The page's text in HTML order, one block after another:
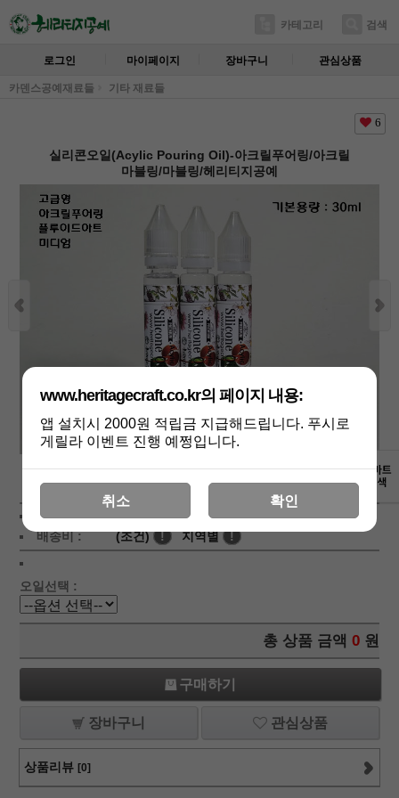
카테고리 검색
로그인 마이페이지 장바구니 관심상품
카덴스공예재료들 기타 재료들
6
실리콘오일(Acylic Pouring Oil)-아크릴푸어링/아크릴
마블링/마블링/헤리티지공예
상품가 : 3,000원
배송비 :
(조건) ! 지역별 !
오일선택 :
총 상품 금액 0 원
구매하기
장바구니 관심상품
상품리뷰 [0]
www.heritagecraft.co.kr의 페이지 내용:
앱 설치시 2000원 적립금 지급해드립니다. 푸시로
게릴라 이벤트 진행 예쩡입니다.
취소 확인